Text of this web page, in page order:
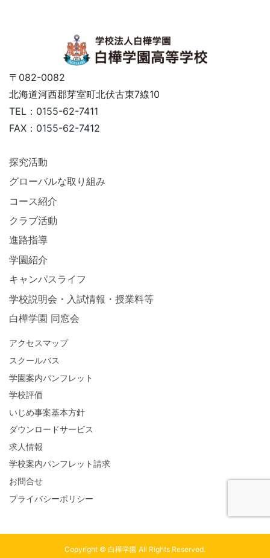
〒082-0082
北海道河西郡芽室町北伏古東7線10
TEL：0155-62-7411
FAX：0155-62-7412
探究活動
グローバルな取り組み
コース紹介
クラブ活動
進路指導
学園紹介
キャンパスライフ
学校説明会・入試情報・授業料等
白樺学園 同窓会
アクセスマップ
スクールバス
学園案内パンフレット
学校評価
いじめ事案基本方針
ダウンロードサービス
求人情報
学校案内パンフレット請求
お問合せ
プライバシーポリシー
Copyright © 白樺学園 All Rights Reserved.